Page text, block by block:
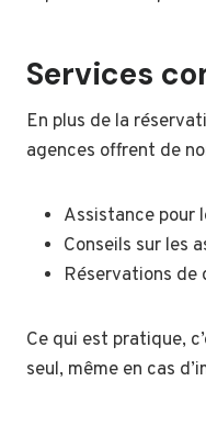
Services
En plus de la
agences offrent de
Assistance pour
Conseils sur les
Réservations de
Ce qui est pratique,
seul, même en cas